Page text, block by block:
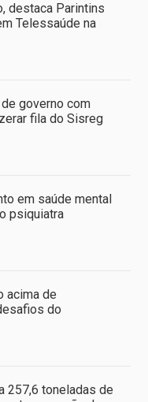
destaca Parintins
Telessaúde na
governo com
fila do Sisreg
em saúde mental
psiquiatra
acima de
do
257,6 toneladas de